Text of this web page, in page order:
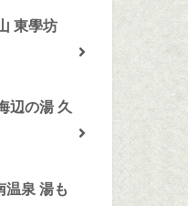
東學坊
辺の湯 久
温泉 湯も